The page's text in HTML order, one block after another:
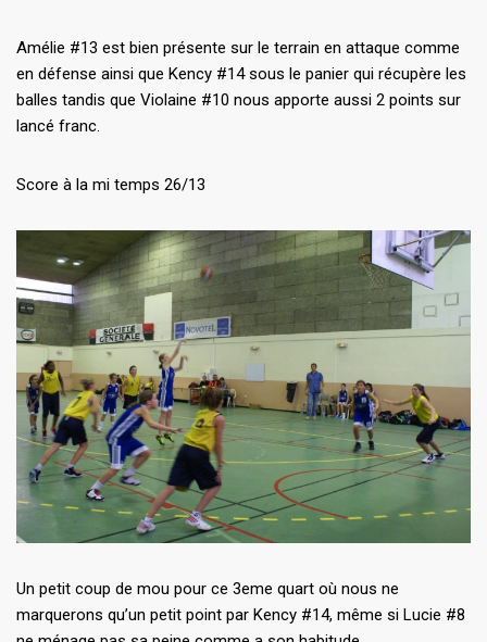
Amélie #13 est bien présente sur le terrain en attaque comme
en défense ainsi que Kency #14 sous le panier qui récupère les
balles tandis que Violaine #10 nous apporte aussi 2 points sur
lancé franc.
Score à la mi temps 26/13
Un petit coup de mou pour ce 3eme quart où nous ne
marquerons qu’un petit point par Kency #14, même si Lucie #8